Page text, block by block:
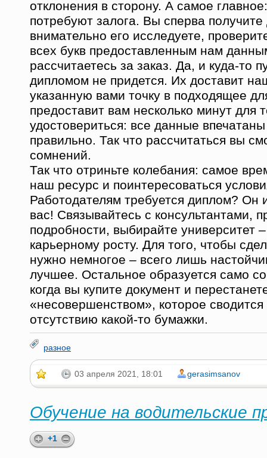
отклонения в сторону. А самое
потребуют залога. Вы сперва
внимательно его исследуете,
всех букв предоставленным нам
рассчитаетесь за заказ. Да, и куда-то
дипломом не придется. Их доставит
указанную вами точку в подходящее
предоставит вам несколько минут для
удостовериться: все данные
правильно. Так что рассчитаться вы
сомнений.
Так что отриньте колебания: самое
наш ресурс и поинтересоваться
Работодателям требуется диплом? Он
вас! Связывайтесь с консультантами,
подробности, выбирайте университет –
карьерному росту. Для того, чтобы
нужно немногое – всего лишь
лучшее. Остальное образуется само
когда вы купите документ и
«несовершенством», которое сводится
отсутствию какой-то бумажки.
разное
03 апреля 2021, 18:01 gerasimsanov
Обучение на водительские
+1